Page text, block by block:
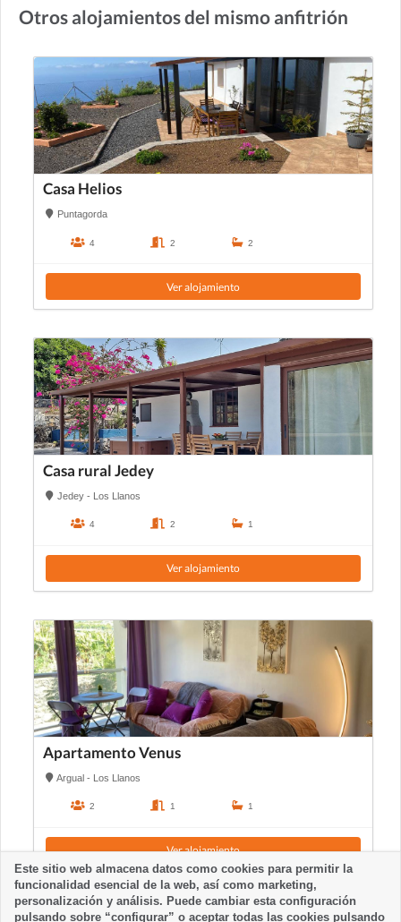
Otros alojamientos del mismo anfitrión
Casa Helios
Puntagorda
4 2 2
Ver alojamiento
Casa rural Jedey
Jedey - Los Llanos
4 2 1
Ver alojamiento
Apartamento Venus
Argual - Los Llanos
2 1 1
Ver alojamiento
Este sitio web almacena datos como cookies para permitir la
funcionalidad esencial de la web, así como marketing,
personalización y análisis. Puede cambiar esta configuración
pulsando sobre “configurar” o aceptar todas las cookies pulsando